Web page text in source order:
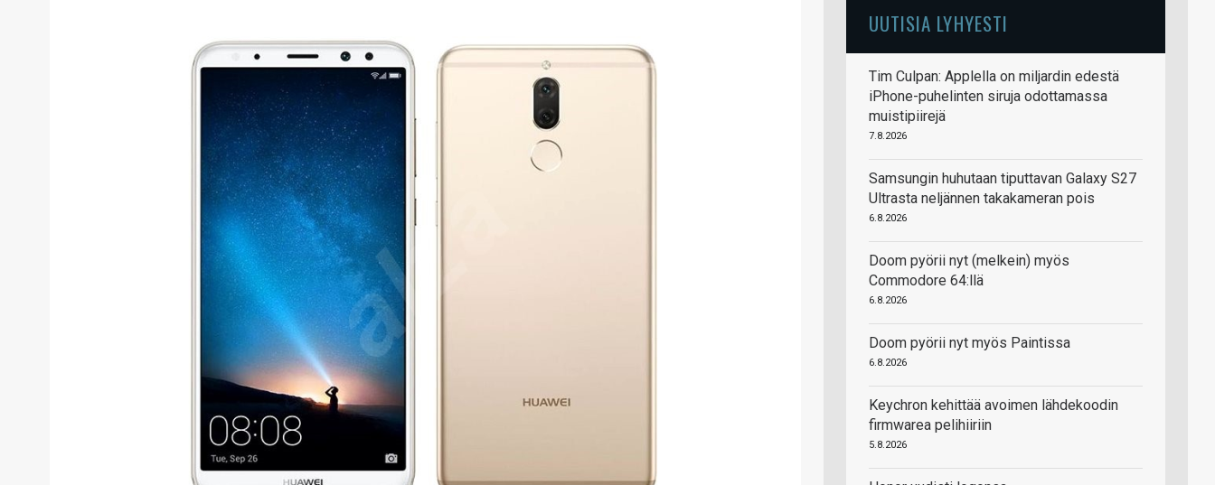
UUTISIA LYHYESTI
Tim Culpan: Applella on miljardin edestä
iPhone-puhelinten siruja odottamassa
muistipiirejä
7.8.2026
Samsungin huhutaan tiputtavan Galaxy S27
Ultrasta neljännen takakameran pois
6.8.2026
Doom pyörii nyt (melkein) myös
Commodore 64:llä
6.8.2026
Doom pyörii nyt myös Paintissa
6.8.2026
Keychron kehittää avoimen lähdekoodin
firmwarea pelihiiriin
5.8.2026